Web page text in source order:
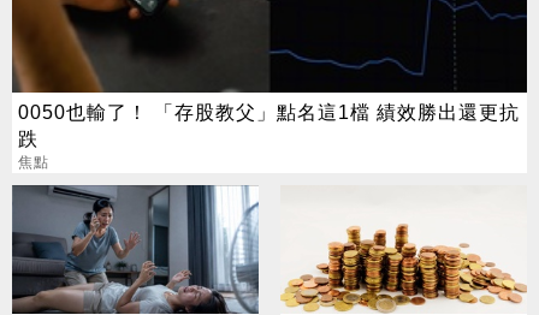
0050也輸了！ 「存股教父」點名這1檔 績效勝出還更抗
跌
焦點